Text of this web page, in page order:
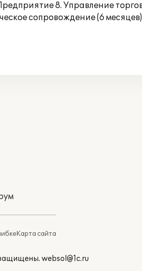
8. Управление
сопровождение (6
Карта сайта
websol@1c.ru